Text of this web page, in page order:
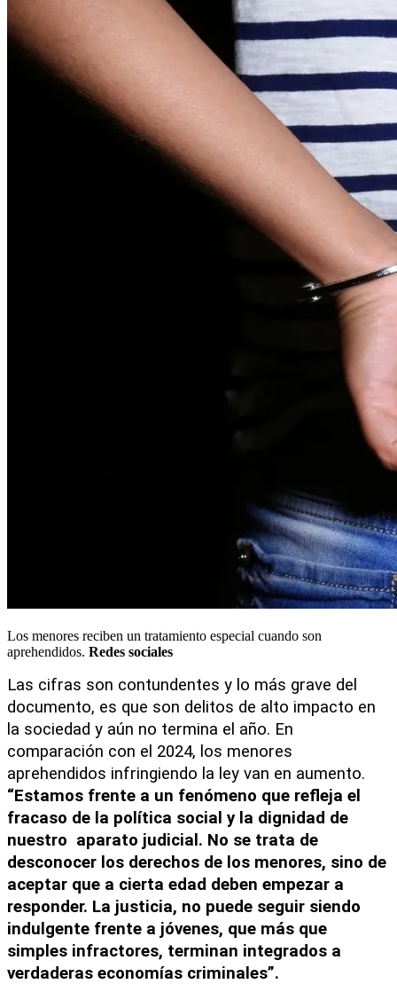
Los menores reciben un tratamiento especial cuando son
aprehendidos. Redes sociales
Las cifras son contundentes y lo más grave del
documento, es que son delitos de alto impacto en
la sociedad y aún no termina el año. En
comparación con el 2024, los menores
aprehendidos infringiendo la ley van en aumento.
“Estamos frente a un fenómeno que refleja el
fracaso de la política social y la dignidad de
nuestro  aparato judicial. No se trata de
desconocer los derechos de los menores, sino de
aceptar que a cierta edad deben empezar a
responder. La justicia, no puede seguir siendo
indulgente frente a jóvenes, que más que
simples infractores, terminan integrados a
verdaderas economías criminales”.